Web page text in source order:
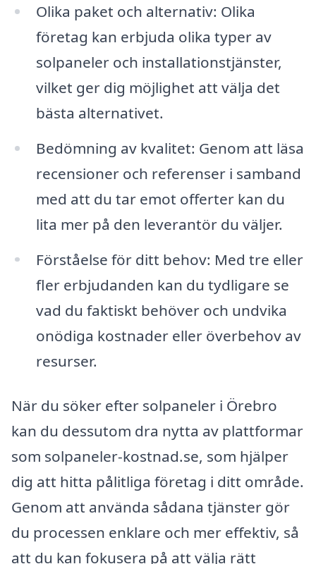
Olika paket och alternativ: Olika
företag kan erbjuda olika typer av
solpaneler och installationstjänster,
vilket ger dig möjlighet att välja det
bästa alternativet.
Bedömning av kvalitet: Genom att läsa
recensioner och referenser i samband
med att du tar emot offerter kan du
lita mer på den leverantör du väljer.
Förståelse för ditt behov: Med tre eller
fler erbjudanden kan du tydligare se
vad du faktiskt behöver och undvika
onödiga kostnader eller överbehov av
resurser.
När du söker efter solpaneler i Örebro
kan du dessutom dra nytta av plattformar
som solpaneler-kostnad.se, som hjälper
dig att hitta pålitliga företag i ditt område.
Genom att använda sådana tjänster gör
du processen enklare och mer effektiv, så
att du kan fokusera på att välja rätt